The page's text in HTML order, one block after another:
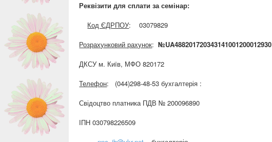
Реквізити для сплати за семінар:
Код ЄДРПОУ: 03079829
Розрахунковий рахунок:№UA488201720343141001200012930
ДКСУ м. Київ, МФО 820172
Телефон: (044)298-48-53 бухгалтерія :
Свідоцтво платника ПДВ № 200096890
ІПН 030798226509